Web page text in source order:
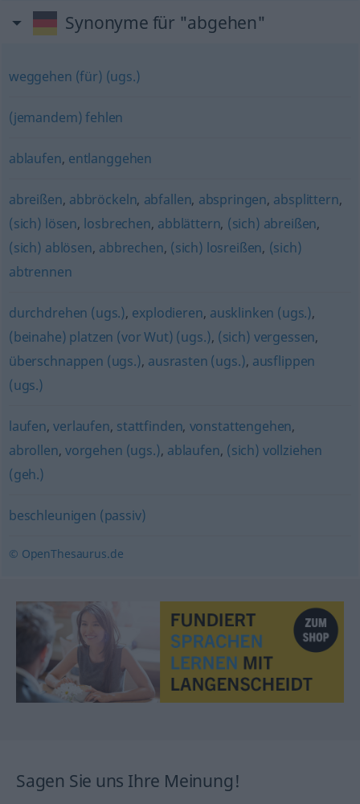
Synonyme für "abgehen"
weggehen (für) (ugs.)
(jemandem) fehlen
ablaufen, entlanggehen
abreißen, abbröckeln, abfallen, abspringen, absplittern,
(sich) lösen, losbrechen, abblättern, (sich) abreißen,
(sich) ablösen, abbrechen, (sich) losreißen, (sich)
abtrennen
durchdrehen (ugs.), explodieren, ausklinken (ugs.),
(beinahe) platzen (vor Wut) (ugs.), (sich) vergessen,
überschnappen (ugs.), ausrasten (ugs.), ausflippen
(ugs.)
laufen,verlaufen, stattfinden, vonstattengehen,
abrollen, vorgehen (ugs.), ablaufen, (sich) vollziehen
(geh.)
beschleunigen (passiv)
© OpenThesaurus.de
Sagen Sie uns Ihre Meinung!